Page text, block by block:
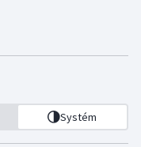
Systém